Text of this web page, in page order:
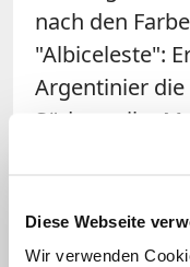
Diese Webseite
Wir verwenden
nach den
"Albiceleste":
Argentinier die
Südamerika-
Nach dem
unmittelbar